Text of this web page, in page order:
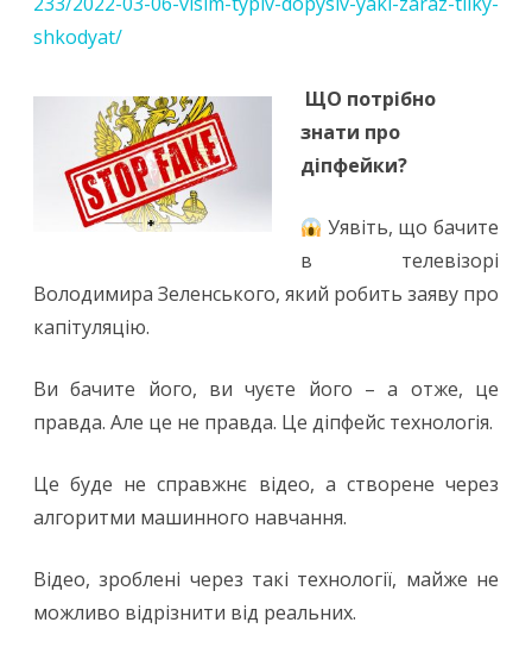
shkodyat/
ЩО потрібно
знати про
діпфейки?
Уявіть, що бачите
в телевізорі
Володимира Зеленського, який робить заяву про
капітуляцію.
Ви бачите його, ви чуєте його – а отже, це
правда. Але це не правда. Це діпфейс технологія.
Це буде не справжнє відео, а створене через
алгоритми машинного навчання.
Відео, зроблені через такі технології, майже не
можливо відрізнити від реальних.